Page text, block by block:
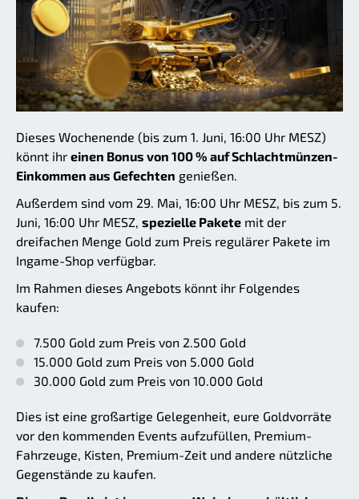
Dieses Wochenende (bis zum 1. Juni, 16:00 Uhr MESZ)
könnt ihr einen Bonus von 100 % auf Schlachtmünzen-
Einkommen aus Gefechten genießen.
Außerdem sind vom 29. Mai, 16:00 Uhr MESZ, bis zum 5.
Juni, 16:00 Uhr MESZ, spezielle Pakete mit der
dreifachen Menge Gold zum Preis regulärer Pakete im
Ingame-Shop verfügbar.
Im Rahmen dieses Angebots könnt ihr Folgendes
kaufen:
7.500 Gold zum Preis von 2.500 Gold
15.000 Gold zum Preis von 5.000 Gold
30.000 Gold zum Preis von 10.000 Gold
Dies ist eine großartige Gelegenheit, eure Goldvorräte
vor den kommenden Events aufzufüllen, Premium-
Fahrzeuge, Kisten, Premium-Zeit und andere nützliche
Gegenstände zu kaufen.